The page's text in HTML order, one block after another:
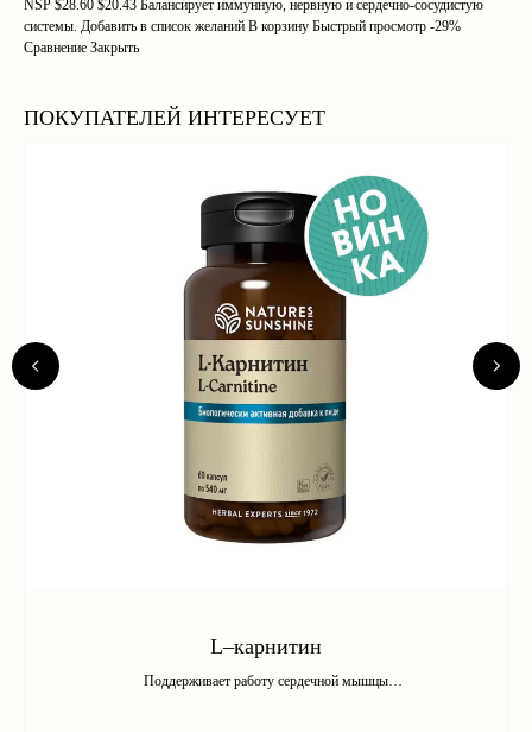
NSP $28.60 $20.43 Балансирует иммунную, нервную и сердечно-сосудистую
системы. Добавить в список желаний В корзину Быстрый просмотр -29%
Сравнение Закрыть
ПОКУПАТЕЛЕЙ ИНТЕРЕСУЕТ
L–карнитин
Поддерживает работу сердечной мышцы